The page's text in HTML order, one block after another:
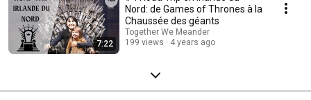
7:22
Nord: de Games of Thrones à la
Chaussée des géants
Together We Meander
199 views
4 years ago